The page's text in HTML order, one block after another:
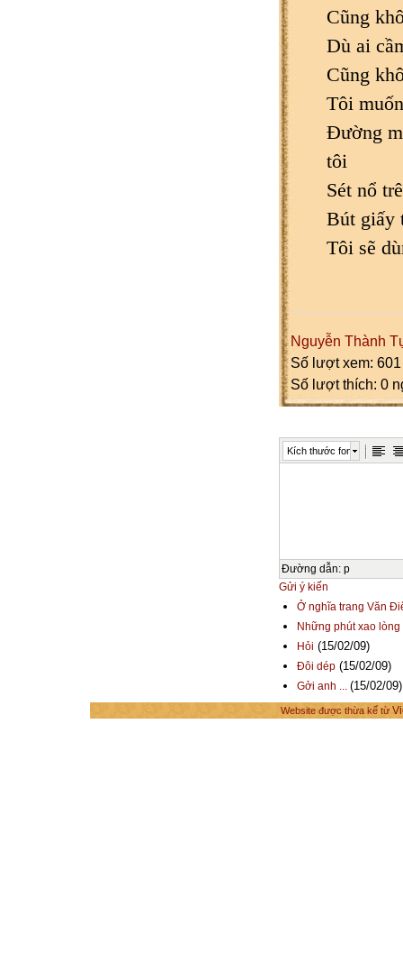
Cũng
Dù ai
Cũng
Tôi
Đường
tôi
Sét nổ
Bút giấy
Tôi sẽ
Nguyễn Thành
Số lượt xem: 601
Số lượt thích: 0
Kích thước font
Đường dẫn: p
Gửi ý kiến
Ở nghĩa trang Văn
Những phút xao lòng
Hỏi (15/02/09)
Đôi dép(15/02/09)
Gởi anh ... (15/02/09)
Website được thừa kế từ